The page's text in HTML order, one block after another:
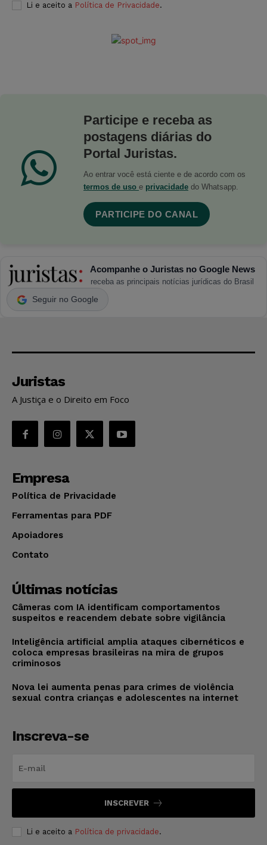
Li e aceito a Política de Privacidade.
Participe e receba as
postagens diárias do
Portal Juristas.
Ao entrar você está ciente e de acordo com os
termos de uso e privacidade do Whatsapp.
PARTICIPE DO CANAL
Acompanhe o Juristas no Google News
receba as principais notícias jurídicas do Brasil
Seguir no Google
Juristas
A Justiça e o Direito em Foco
Empresa
Política de Privacidade
Ferramentas para PDF
Apoiadores
Contato
Últimas notícias
Câmeras com IA identificam comportamentos
suspeitos e reacendem debate sobre vigilância
Inteligência artificial amplia ataques cibernéticos e
coloca empresas brasileiras na mira de grupos
criminosos
Nova lei aumenta penas para crimes de violência
sexual contra crianças e adolescentes na internet
Inscreva-se
INSCREVER
Li e aceito a Política de privacidade.